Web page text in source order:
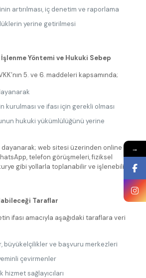
artırılması, iç denetim ve raporlama
yerine getirilmesi
Yöntemi ve Hukuki Sebep
5. ve 6. maddeleri kapsamında;
kurulması ve ifası için gerekli olması
hukuki yükümlülüğünü yerine
web sitesi üzerinden online
telefon görüşmeleri, fiziksel
gibi yollarla toplanabilir ve işlenebilir.
Taraflar
ifası amacıyla aşağıdaki taraflara veri
büyükelçilikler ve başvuru merkezleri
çevirmenler
hizmet sağlayıcıları
→